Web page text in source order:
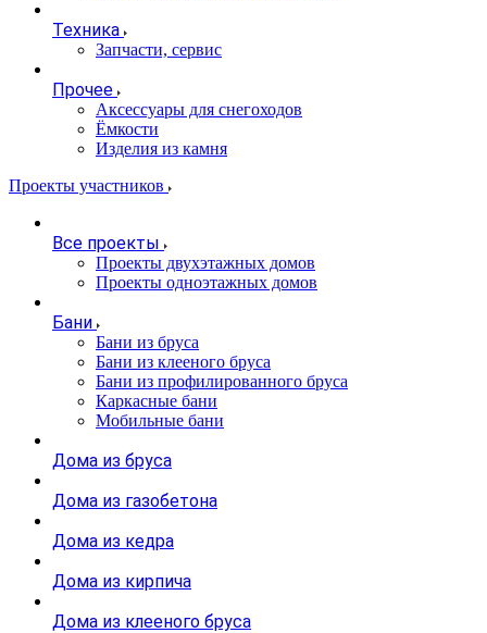
Техника
Запчасти, сервис
Прочее
Аксессуары для снегоходов
Ёмкости
Изделия из камня
Проекты участников
Все проекты
Проекты двухэтажных домов
Проекты одноэтажных домов
Бани
Бани из бруса
Бани из клееного бруса
Бани из профилированного бруса
Каркасные бани
Мобильные бани
Дома из бруса
Дома из газобетона
Дома из кедра
Дома из кирпича
Дома из клееного бруса